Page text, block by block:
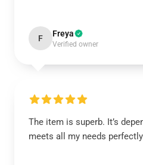
F Freya
Verified owner
The item is superb. It’s
meets all my needs